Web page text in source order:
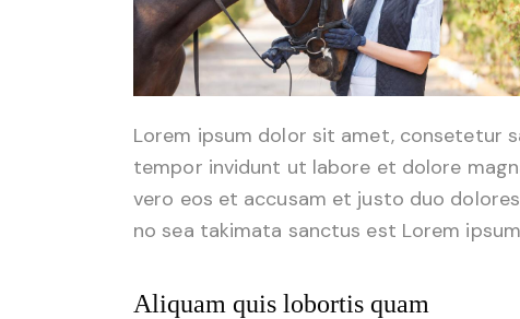
Lorem ipsum dolor sit amet, consetetur
tempor invidunt ut labore et dolore
vero eos et accusam et justo duo
no sea takimata sanctus est Lorem
Aliquam quis lobortis quam